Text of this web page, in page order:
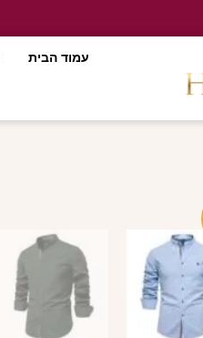
עמוד הבית